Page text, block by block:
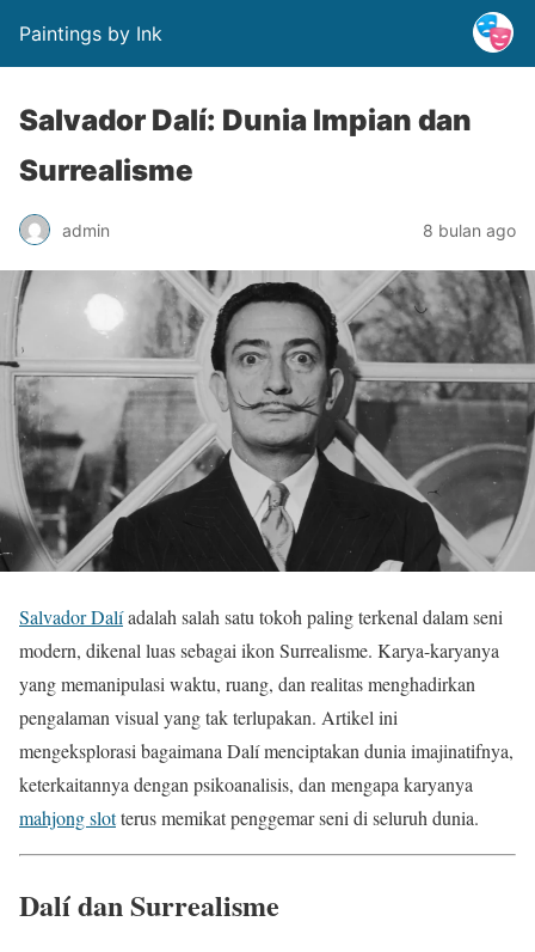
Paintings by Ink
Salvador Dalí: Dunia Impian dan
Surrealisme
admin 8 bulan ago
Salvador Dalíadalah salah satu tokoh paling terkenal dalam seni
modern, dikenal luas sebagai ikon Surrealisme. Karya-karyanya
yang memanipulasi waktu, ruang, dan realitas menghadirkan
pengalaman visual yang tak terlupakan. Artikel ini
mengeksplorasi bagaimana Dalí menciptakan dunia imajinatifnya,
keterkaitannya dengan psikoanalisis, dan mengapa karyanya
mahjong slotterus memikat penggemar seni di seluruh dunia.
Dalí dan Surrealisme